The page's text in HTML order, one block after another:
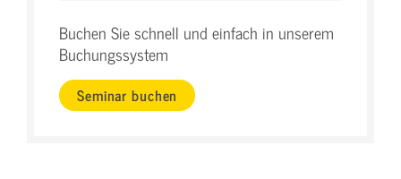
Buchen Sie schnell und einfach in unserem
Buchungssystem
Seminar buchen